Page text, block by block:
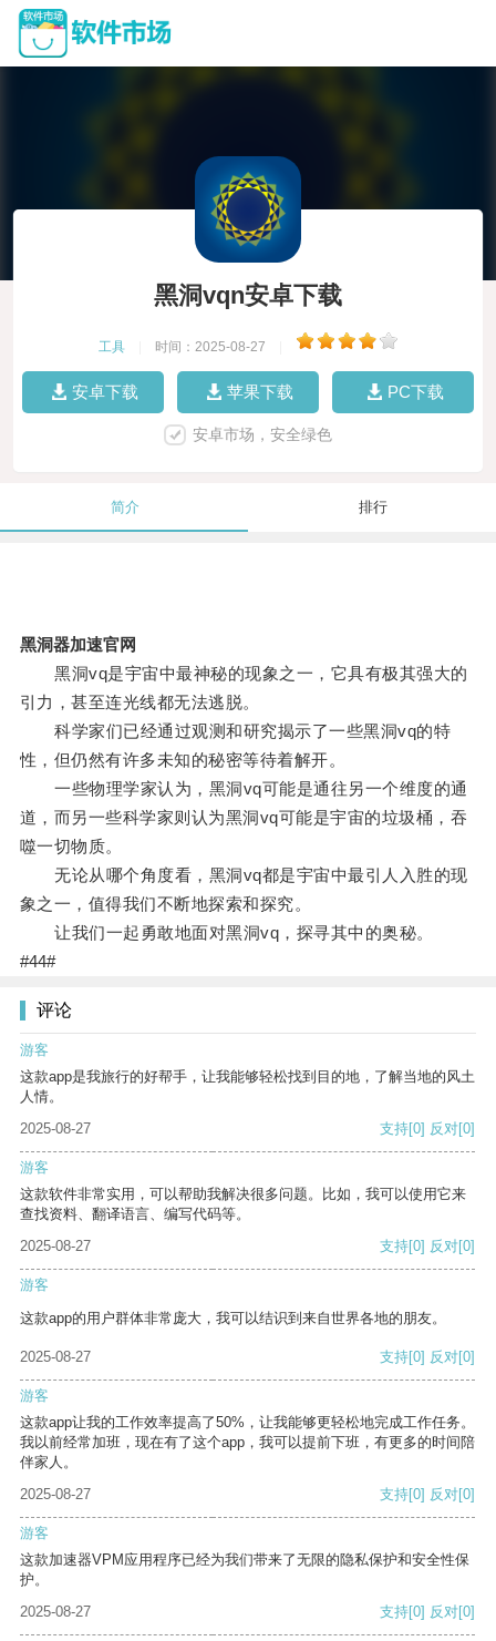
黑洞vqn安卓下载
工具 时间：2025-08-27
安卓下载 苹果下载 PC下载
安卓市场，安全绿色
简介 排行
黑洞器加速官网
黑洞vq是宇宙中最神秘的现象之一，它具有极其强大的
引力，甚至连光线都无法逃脱。
科学家们已经通过观测和研究揭示了一些黑洞vq的特
性，但仍然有许多未知的秘密等待着解开。
一些物理学家认为，黑洞vq可能是通往另一个维度的通
道，而另一些科学家则认为黑洞vq可能是宇宙的垃圾桶，吞
噬一切物质。
无论从哪个角度看，黑洞vq都是宇宙中最引人入胜的现
象之一，值得我们不断地探索和探究。
让我们一起勇敢地面对黑洞vq，探寻其中的奥秘。
#44#
评论
游客
这款app是我旅行的好帮手，让我能够轻松找到目的地，了解当地的风土
人情。
2025-08-27
支持[0] 反对[0]
游客
这款软件非常实用，可以帮助我解决很多问题。比如，我可以使用它来
查找资料、翻译语言、编写代码等。
2025-08-27
支持[0] 反对[0]
游客
这款app的用户群体非常庞大，我可以结识到来自世界各地的朋友。
2025-08-27 支持[0] 反对[0]
游客
这款app让我的工作效率提高了50%，让我能够更轻松地完成工作任务。
我以前经常加班，现在有了这个app，我可以提前下班，有更多的时间陪
伴家人。
2025-08-27
支持[0] 反对[0]
游客
这款加速器VPM应用程序已经为我们带来了无限的隐私保护和安全性保
护。
2025-08-27
支持[0] 反对[0]